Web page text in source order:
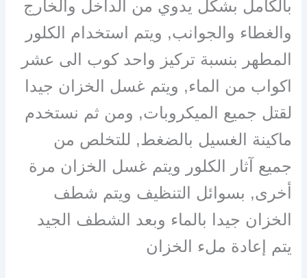
بالكامل بشكل يدوي من الداخل والخارج
والغطاء والجوانب, ويتم استخدام الكلور
المطهر بنسبة تركيز واحد كوب الى عشر
اكواب من الماء, ويتم غسل الخزان جيدا
لقتل جميع الميكروبات, ومن ثم نستخدم
ماكينة الغسيل بالضغط, للتخلص من
جميع آثار الكلور ويتم غسل الخزان مرة
أخرى, بسوائل التنظيف ويتم شطف
الخزان جيدا بالماء وبعد الشطف الجيد
يتم إعادة ملء الخزان